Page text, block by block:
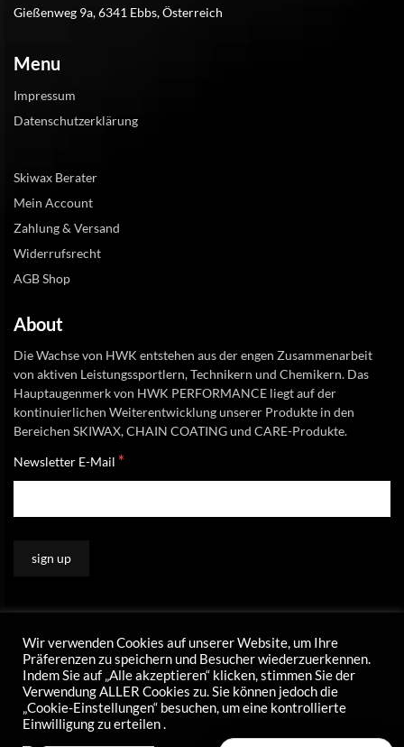
Gießenweg 9a, 6341 Ebbs, Österreich
Menu
Impressum
Datenschutzerklärung
Skiwax Berater
Mein Account
Zahlung & Versand
Widerrufsrecht
AGB Shop
About
Die Wachse von HWK entstehen aus der engen Zusammenarbeit
von aktiven Leistungssportlern, Technikern und Chemikern. Das
Hauptaugenmerk von HWK PERFORMANCE liegt auf der
kontinuierlichen Weiterentwicklung unserer Produkte in den
Bereichen SKIWAX, CHAIN COATING und CARE-Produkte.
Newsletter E-Mail *
Wir verwenden Cookies auf unserer Website, um Ihre
Präferenzen zu speichern und Besucher wiederzuerkennen.
Indem Sie auf „Alle akzeptieren“ klicken, stimmen Sie der
Verwendung ALLER Cookies zu. Sie können jedoch die
„Cookie-Einstellungen“ besuchen, um eine kontrollierte
Einwilligung zu erteilen .